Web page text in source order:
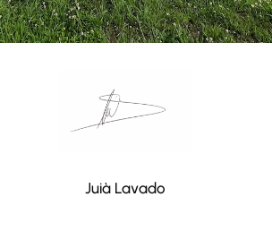
Juià Lavado